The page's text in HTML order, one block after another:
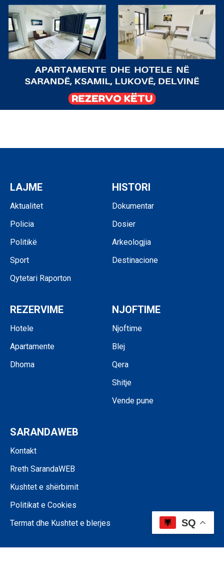
LAJME
Aktualitet
Policia
Politikë
Sport
Qytetari Raporton
HISTORI
Dokumentar
Dosier
Arkeologjia
Destinacione
REZERVIME
Hotele
Apartamente
Dhoma
NJOFTIME
Njoftime
Blej
Qera
Shitje
Vende pune
SARANDAWEB
Kontakt
Rreth SarandaWEB
Kushtet e shërbimit
Politikat e Cookies
Termat dhe Kushtet e blerjes
SQ